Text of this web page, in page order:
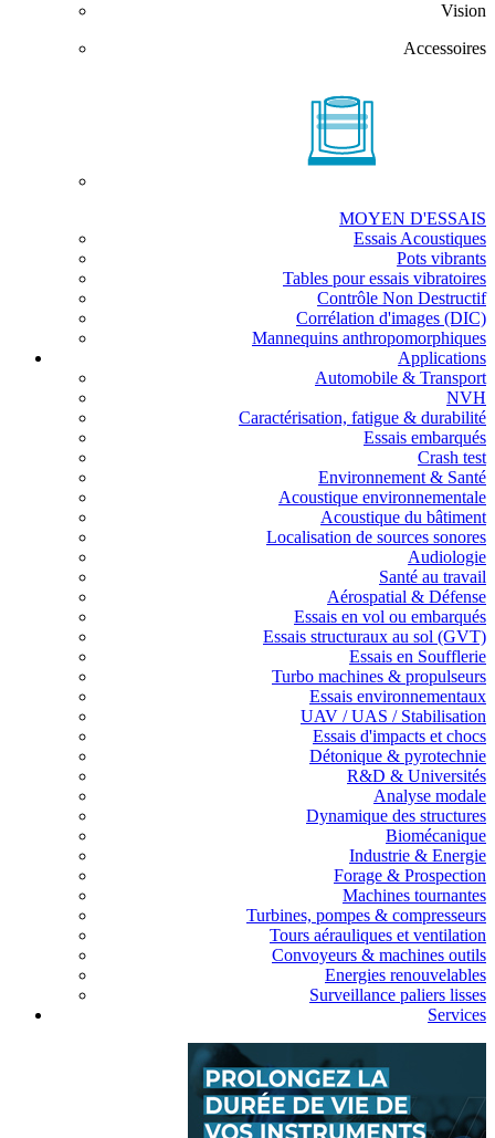
Vision
Accessoires
MOYEN D'ESSAIS
Essais Acoustiques
Pots vibrants
Tables pour essais vibratoires
Contrôle Non Destructif
Corrélation d'images (DIC)
Mannequins anthropomorphiques
Applications
Automobile & Transport
NVH
Caractérisation, fatigue & durabilité
Essais embarqués
Crash test
Environnement & Santé
Acoustique environnementale
Acoustique du bâtiment
Localisation de sources sonores
Audiologie
Santé au travail
Aérospatial & Défense
Essais en vol ou embarqués
Essais structuraux au sol (GVT)
Essais en Soufflerie
Turbo machines & propulseurs
Essais environnementaux
UAV / UAS / Stabilisation
Essais d'impacts et chocs
Détonique & pyrotechnie
R&D & Universités
Analyse modale
Dynamique des structures
Biomécanique
Industrie & Energie
Forage & Prospection
Machines tournantes
Turbines, pompes & compresseurs
Tours aérauliques et ventilation
Convoyeurs & machines outils
Energies renouvelables
Surveillance paliers lisses
Services